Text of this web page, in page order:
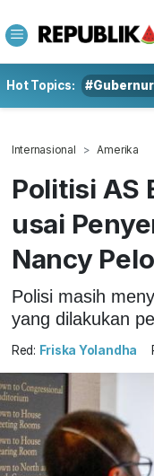
Hot Topics:
Internasional Amerika
Politisi AS
usai
Nancy
Polisi masih
yang dilakukan
Red: Friska Yolandha